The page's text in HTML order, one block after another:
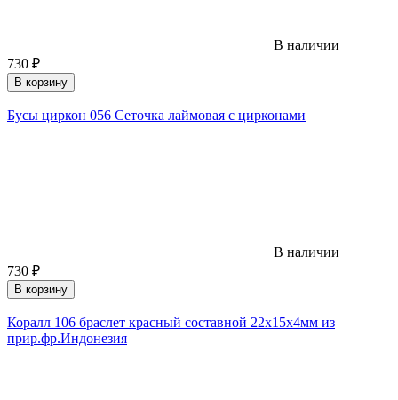
В наличии
730 ₽
В корзину
Бусы циркон 056 Сеточка лаймовая с цирконами
В наличии
730 ₽
В корзину
Коралл 106 браслет красный составной 22х15х4мм из
прир.фр.Индонезия